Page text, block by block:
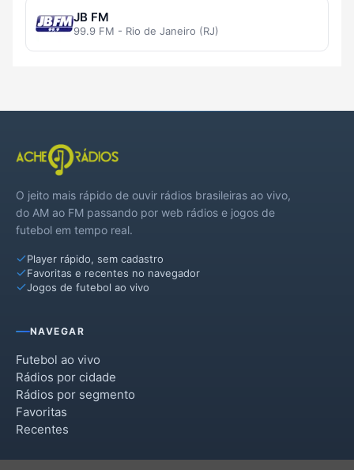
JB FM
99.9 FM - Rio de Janeiro (RJ)
O jeito mais rápido de ouvir rádios brasileiras ao vivo,
do AM ao FM passando por web rádios e jogos de
futebol em tempo real.
Player rápido, sem cadastro
Favoritas e recentes no navegador
Jogos de futebol ao vivo
NAVEGAR
Futebol ao vivo
Rádios por cidade
Rádios por segmento
Favoritas
Recentes